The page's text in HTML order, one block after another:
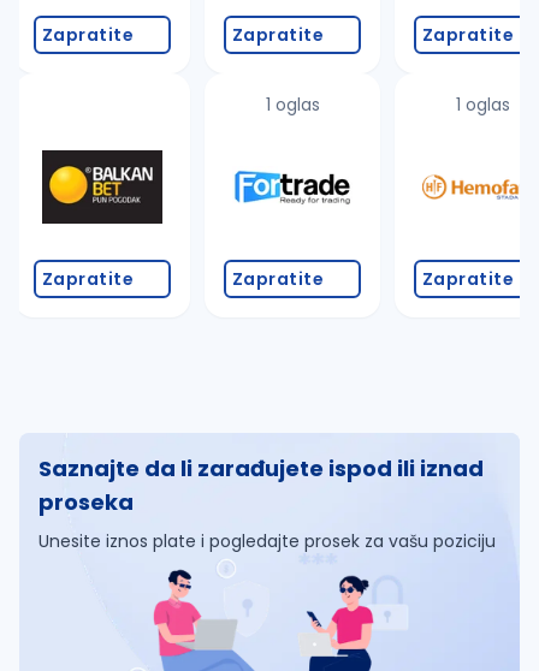
Zapratite
Zapratite
Zapratite
1 oglas
Zapratite
Zapratite
1 oglas
Zapratite
Saznajte da li zarađujete ispod ili iznad
proseka
Unesite iznos plate i pogledajte prosek za vašu poziciju